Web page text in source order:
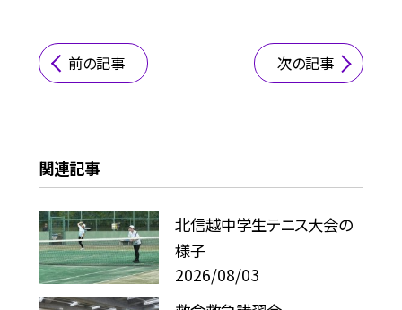
前の記事 次の記事
関連記事
北信越中学生テニス大会の
様子
2026/08/03